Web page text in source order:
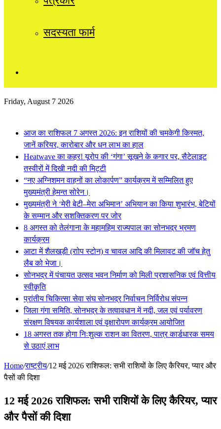
सदस्यता फार्म
Friday, August 7 2026
आज का राशिफल 7 अगस्त 2026: इन राशियों की चमकेगी किस्मत,
जानें करियर, कारोबार और धन लाभ का हाल
Heatwave का कहर! यूरोप की ‘गंगा’ सूखने के कगार पर, सैटेलाइट
तस्वीरों में दिखी नदी की मिट्टी
“नए अग्निशमन वाहनों का लोकार्पण” कार्यक्रम में सम्मिलित हुए
मुख्यमंत्री हेमन्त सोरेन।
मुख्यमंत्री ने ‘मेरी बेटी–मेरा अभिमान’ अभियान का किया शुभारंभ, बेटियों
के सम्मान और सशक्तिकरण पर जोर
8 अगस्त को तेलंगाना के महामहिम राज्यपाल का सोनभद्र भ्रमण
कार्यक्रम
आटा में शैलखड़ी (राोप स्टोन) व चावल आदि की मिलावट की जॉच हेतु
लैब को भेजा।
सोनभद्र में पंचायत उत्सव भवन निर्माण को मिली प्रशासनिक एवं वित्तीय
स्वीकृति
प्रांतीय चिकित्सा सेवा संघ सोनभद्र निर्वाचन निर्विरोध संपन्न
जिला गंगा समिति, सोनभद्र के तत्वावधान में नदी, जल एवं पर्यावरण
संरक्षण विषयक कार्यशाला एवं वृक्षारोपण कार्यक्रम आयोजित
18 अगस्त तक होगा निःशुल्क राशन का वितरण, पात्र कार्डधारक समय
से उठाएं लाभ
Home/राष्ट्रीय/12 मई 2026 राशिफल: सभी राशियों के लिए कैरियर, प्यार और
पैसों की दिशा
12 मई 2026 राशिफल: सभी राशियों के लिए कैरियर, प्यार
और पैसों की दिशा